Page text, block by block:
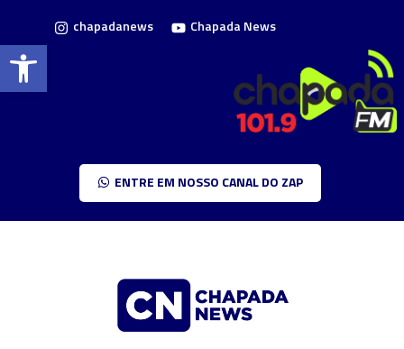
Barra de Ferramentas Aberta
chapadanews Chapada News
ENTRE EM NOSSO CANAL DO ZAP